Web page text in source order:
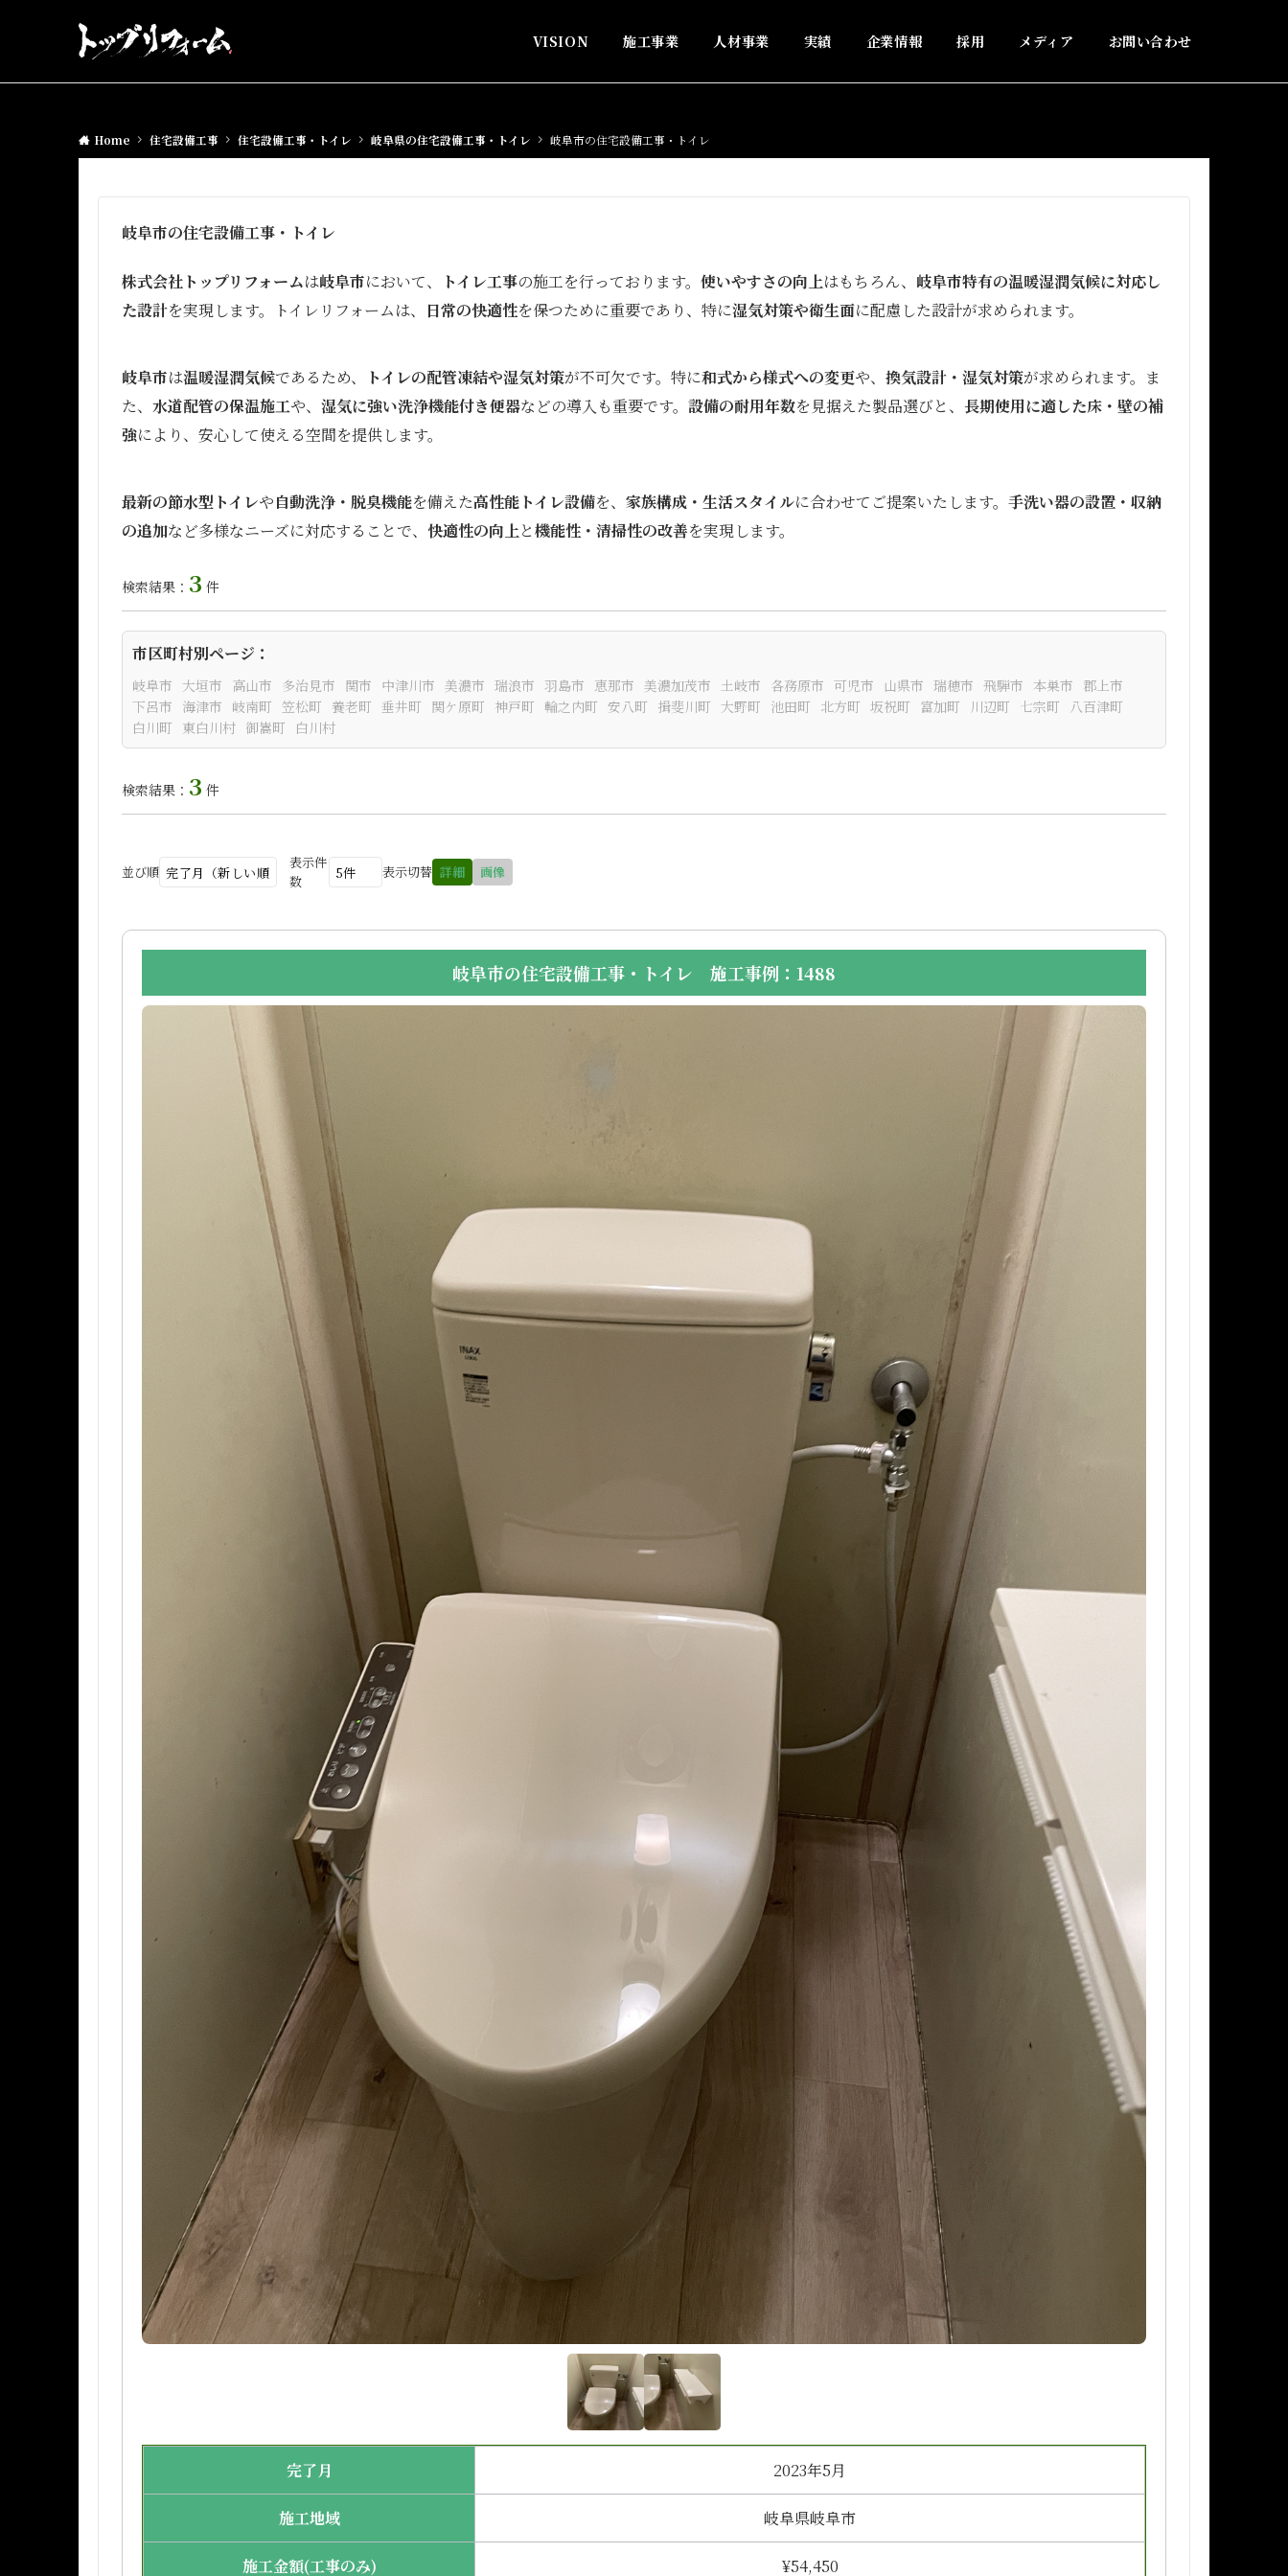
VISION 施工事業 人材事業 実績 企業情報 採用 メディア お問い合わせ
Home 住宅設備工事 住宅設備工事・トイレ 岐阜県の住宅設備工事・トイレ 岐阜市の住宅設備工事・トイレ
岐阜市の住宅設備工事・トイレ
株式会社トップリフォームは岐阜市において、 トイレ工事の施工を行っております。 使いやすさの向上はもちろん、 岐阜市特有の温暖湿潤気候に対応し
た設計を実現します。トイレリフォームは、 日常の快適性を保つために重要であり、特に湿気対策や衛生面に配慮した設計が求められます。
岐阜市は温暖湿潤気候であるため、 トイレの配管凍結や湿気対策が不可欠です。特に和式から様式への変更や、 換気設計・湿気対策が求められます。ま
た、 水道配管の保温施工や、 湿気に強い洗浄機能付き便器などの導入も重要です。 設備の耐用年数を見据えた製品選びと、 長期使用に適した床・壁の補
強により、安心して使える空間を提供します。
最新の節水型トイレや自動洗浄・脱臭機能を備えた高性能トイレ設備を、 家族構成・生活スタイルに合わせてご提案いたします。 手洗い器の設置・収納
の追加など多様なニーズに対応することで、 快適性の向上と機能性・清掃性の改善を実現します。
検索結果： 3 件
市区町村別ページ：
岐阜市 大垣市 高山市 多治見市 関市 中津川市 美濃市 瑞浪市 羽島市 恵那市 美濃加茂市 土岐市 各務原市 可児市 山県市 瑞穂市 飛騨市 本巣市 郡上市
下呂市 海津市 岐南町 笠松町 養老町 垂井町 関ケ原町 神戸町 輪之内町 安八町 揖斐川町 大野町 池田町 北方町 坂祝町 富加町 川辺町 七宗町
八百津町
白川町 東白川村 御嵩町 白川村
検索結果： 3 件
並び順
表示件
数
表示切替 詳細 画像
岐阜市の住宅設備工事・トイレ 施工事例：1488
完了月 2023年5月
施工地域 岐阜県岐阜市
施工金額(工事のみ) ¥54,450